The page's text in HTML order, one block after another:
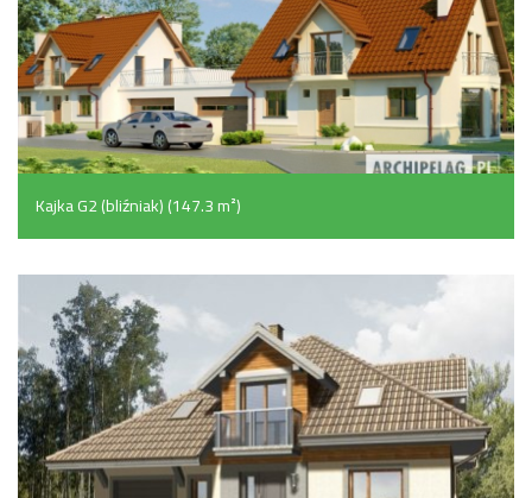
Kajka G2 (bliźniak) (147.3 m²)